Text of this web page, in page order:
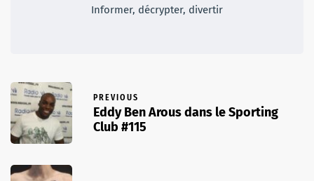
Informer, décrypter, divertir
PREVIOUS
Eddy Ben Arous dans le Sporting
Club #115